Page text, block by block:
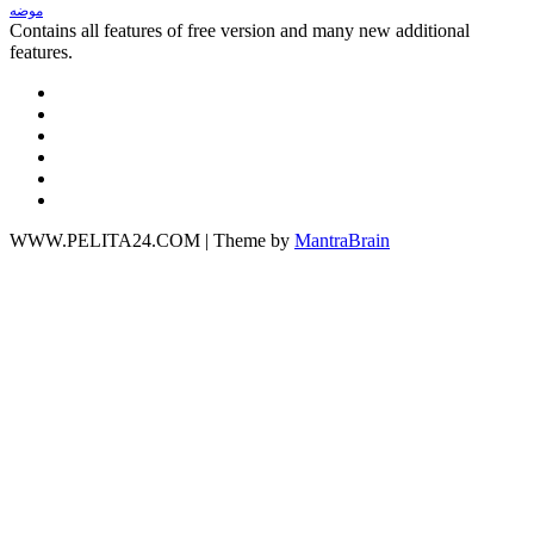
موضه
Contains all features of free version and many new additional
features.
WWW.PELITA24.COM | Theme by MantraBrain